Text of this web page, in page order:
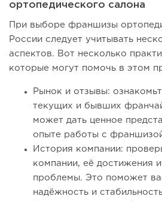
ортопедического салона
При выборе франшизы
России следует учитывать
аспектов. Вот несколько
которые могут помочь в этом
Рынок и отзывы:
текущих и бывших
может дать ценное
опыте работы с
История компании:
компании, её достижения
проблемы. Это поможет
надёжность и